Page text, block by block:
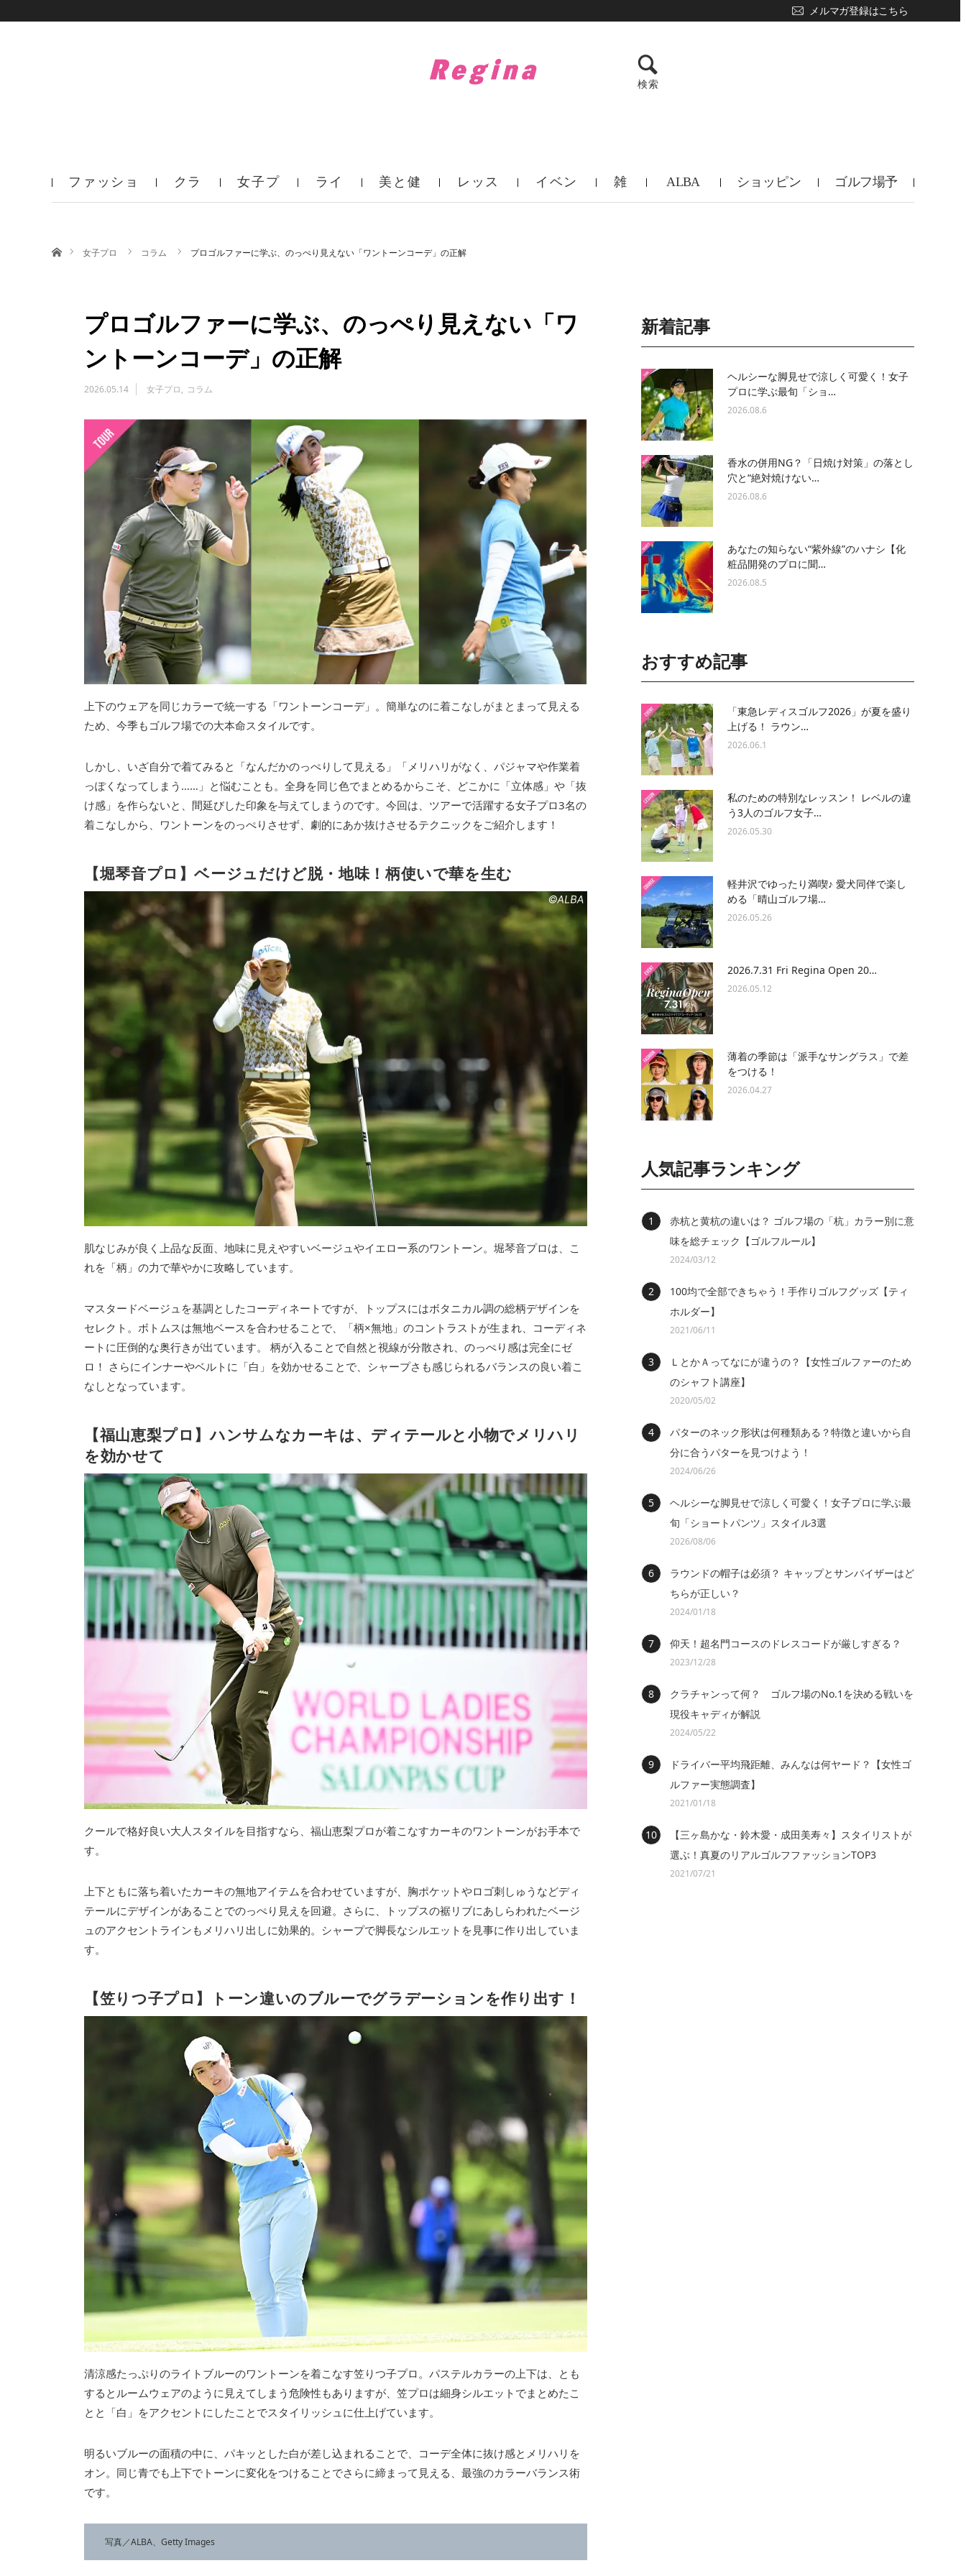
ファッショ クラ 女子プ ライ 美と健 レッス イベン 雑 ALBA ショッピン ゴルフ場予
メルマガ登録はこちら
検索
ホーム女子プロ コラム プロゴルファーに学ぶ、のっぺり見えない「ワントーンコーデ」の正解
プロゴルファーに学ぶ、のっぺり見えない「ワ
ントーンコーデ」の正解
2026.05.14 女子プロ コラム
上下のウェアを同じカラーで統一する「ワントーンコーデ」。簡単なのに着こなしがまとまって見える
ため、今季もゴルフ場での大本命スタイルです。
しかし、いざ自分で着てみると「なんだかのっぺりして見える」「メリハリがなく、パジャマや作業着
っぽくなってしまう……」と悩むことも。全身を同じ色でまとめるからこそ、どこかに「立体感」や「抜
け感」を作らないと、間延びした印象を与えてしまうのです。今回は、ツアーで活躍する女子プロ3名の
着こなしから、ワントーンをのっぺりさせず、劇的にあか抜けさせるテクニックをご紹介します！
【堀琴音プロ】ベージュだけど脱・地味！柄使いで華を生む
肌なじみが良く上品な反面、地味に見えやすいベージュやイエロー系のワントーン。堀琴音プロは、こ
れを「柄」の力で華やかに攻略しています。
マスタードベージュを基調としたコーディネートですが、トップスにはボタニカル調の総柄デザインを
セレクト。ボトムスは無地ベースを合わせることで、「柄×無地」のコントラストが生まれ、コーディネ
ートに圧倒的な奥行きが出ています。 柄が入ることで自然と視線が分散され、のっぺり感は完全にゼ
ロ！ さらにインナーやベルトに「白」を効かせることで、シャープさも感じられるバランスの良い着こ
なしとなっています。
【福山恵梨プロ】ハンサムなカーキは、ディテールと小物でメリハリ
を効かせて
クールで格好良い大人スタイルを目指すなら、福山恵梨プロが着こなすカーキのワントーンがお手本で
す。
上下ともに落ち着いたカーキの無地アイテムを合わせていますが、胸ポケットやロゴ刺しゅうなどディ
テールにデザインがあることでのっぺり見えを回避。さらに、トップスの裾リブにあしらわれたベージ
ュのアクセントラインもメリハリ出しに効果的。シャープで脚長なシルエットを見事に作り出していま
す。
【笠りつ子プロ】トーン違いのブルーでグラデーションを作り出す！
清涼感たっぷりのライトブルーのワントーンを着こなす笠りつ子プロ。パステルカラーの上下は、とも
するとルームウェアのように見えてしまう危険性もありますが、笠プロは細身シルエットでまとめたこ
とと「白」をアクセントにしたことでスタイリッシュに仕上げています。
明るいブルーの面積の中に、パキッとした白が差し込まれることで、コーデ全体に抜け感とメリハリを
オン。同じ青でも上下でトーンに変化をつけることでさらに締まって見える、最強のカラーバランス術
です。
写真／ALBA、Getty Images
新着記事
ヘルシーな脚見せで涼しく可愛く！女子
プロに学ぶ最旬「ショ…
2026.08.6
香水の併用NG？「日焼け対策」の落とし
穴と“絶対焼けない…
2026.08.6
あなたの知らない“紫外線”のハナシ【化
粧品開発のプロに聞…
2026.08.5
おすすめ記事
「東急レディスゴルフ2026」が夏を盛り
上げる！ ラウン…
2026.06.1
私のための特別なレッスン！ レベルの違
う3人のゴルフ女子…
2026.05.30
軽井沢でゆったり満喫♪ 愛犬同伴で楽し
める「晴山ゴルフ場…
2026.05.26
2026.7.31 Fri Regina Open 20…
2026.05.12
薄着の季節は「派手なサングラス」で差
をつける！
2026.04.27
人気記事ランキング
赤杭と黄杭の違いは？ ゴルフ場の「杭」カラー別に意
味を総チェック【ゴルフルール】
2024/03/12
100均で全部できちゃう！手作りゴルフグッズ【ティ
ホルダー】
2021/06/11
ＬとかＡってなにが違うの？【女性ゴルファーのため
のシャフト講座】
2020/05/02
パターのネック形状は何種類ある？特徴と違いから自
分に合うパターを見つけよう！
2024/06/26
ヘルシーな脚見せで涼しく可愛く！女子プロに学ぶ最
旬「ショートパンツ」スタイル3選
2026/08/06
ラウンドの帽子は必須？ キャップとサンバイザーはど
ちらが正しい？
2024/01/18
仰天！超名門コースのドレスコードが厳しすぎる？
2023/12/28
クラチャンって何？ ゴルフ場のNo.1を決める戦いを
現役キャディが解説
2024/05/22
ドライバー平均飛距離、みんなは何ヤード？【女性ゴ
ルファー実態調査】
2021/01/18
【三ヶ島かな・鈴木愛・成田美寿々】スタイリストが
選ぶ！真夏のリアルゴルフファッションTOP3
2021/07/21